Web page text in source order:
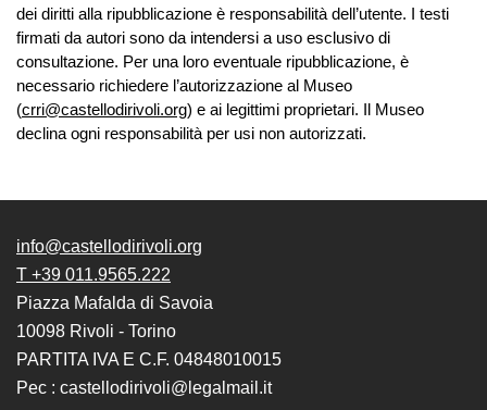
Storia
Sedi
Tutte
Manica
Lunga
Villa
Cerruti
Digitale
dei diritti alla ripubblicazione è responsabilità dell’utente. I testi
firmati da autori sono da intendersi a uso esclusivo di
consultazione. Per una loro eventuale ripubblicazione, è
necessario richiedere l’autorizzazione al Museo
(crri@castellodirivoli.org) e ai legittimi proprietari. Il Museo
declina ogni responsabilità per usi non autorizzati.
info@castellodirivoli.org
T +39 011.9565.222
Piazza Mafalda di Savoia
10098 Rivoli - Torino
PARTITA IVA E C.F. 04848010015
Pec : castellodirivoli@legalmail.it